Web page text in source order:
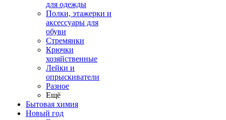
для одежды
Полки, этажерки и
аксессуары для
обуви
Стремянки
Крючки
хозяйственные
Лейки и
опрыскиватели
Разное
Ещё
Бытовая химия
Новый год